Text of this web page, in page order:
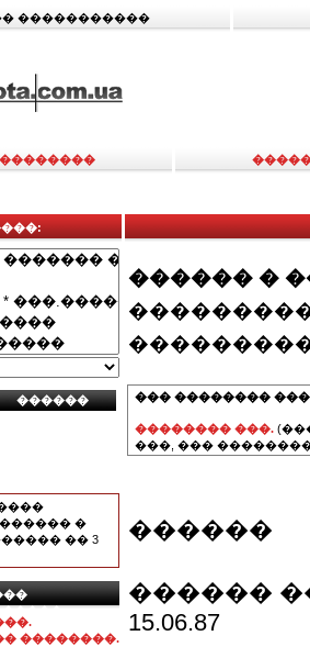
�����������
�
�� 3
��������.
������ �
��� ��������
�������� ���.
���, ���
������
������
15.06.87